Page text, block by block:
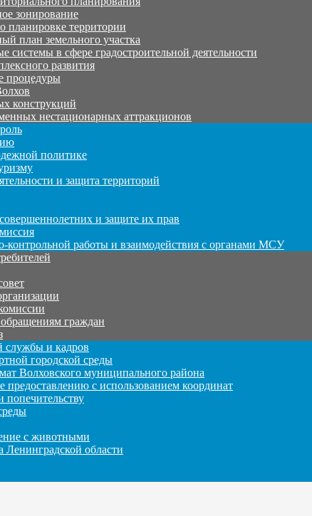
зонирование
планировке территории
план земельного участка
в сфере градостроительной деятельности
развития
процедуры
конструкций
нестационарных аттракционов
политике
и защита территорий
и защите их прав
контрольной работы и взаимодействия с органами МСУ
граждан
службы и кадров
городской среды
Волховского муниципального района
с использованием координат
попечительству
с животными
Ленинградской области